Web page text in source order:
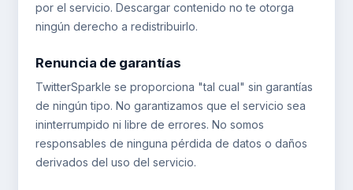
por el servicio. Descargar contenido no te otorga
ningún derecho a redistribuirlo.
Renuncia de garantías
TwitterSparkle se proporciona "tal cual" sin garantías
de ningún tipo. No garantizamos que el servicio sea
ininterrumpido ni libre de errores. No somos
responsables de ninguna pérdida de datos o daños
derivados del uso del servicio.